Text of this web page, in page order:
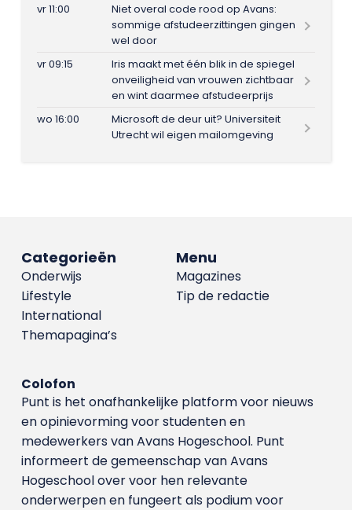
vr 11:00
Niet overal code rood op Avans:
sommige afstudeerzittingen gingen
wel door
vr 09:15
Iris maakt met één blik in de spiegel
onveiligheid van vrouwen zichtbaar
en wint daarmee afstudeerprijs
wo 16:00
Microsoft de deur uit? Universiteit
Utrecht wil eigen mailomgeving
Menu
Magazines
Tip de redactie
Categorieën
Onderwijs
Lifestyle
International
Themapagina’s
Colofon
Punt is het onafhankelijke platform voor nieuws
en opinievorming voor studenten en
medewerkers van Avans Hoge­school. Punt
informeert de gemeenschap van Avans
Hogeschool over voor hen relevante
onderwerpen en fungeert als podium voor